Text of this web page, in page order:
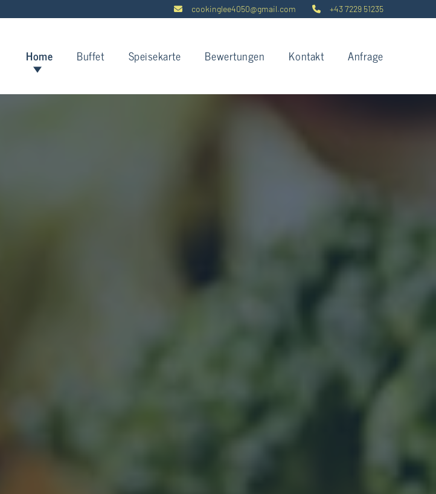
 cookinglee4050@gmail.com  +43 7229 51235
Home Buffet Speisekarte Bewertungen Kontakt Anfrage